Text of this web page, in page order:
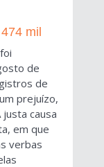
mil
de
de
prejuízo,
causa
em que
verbas